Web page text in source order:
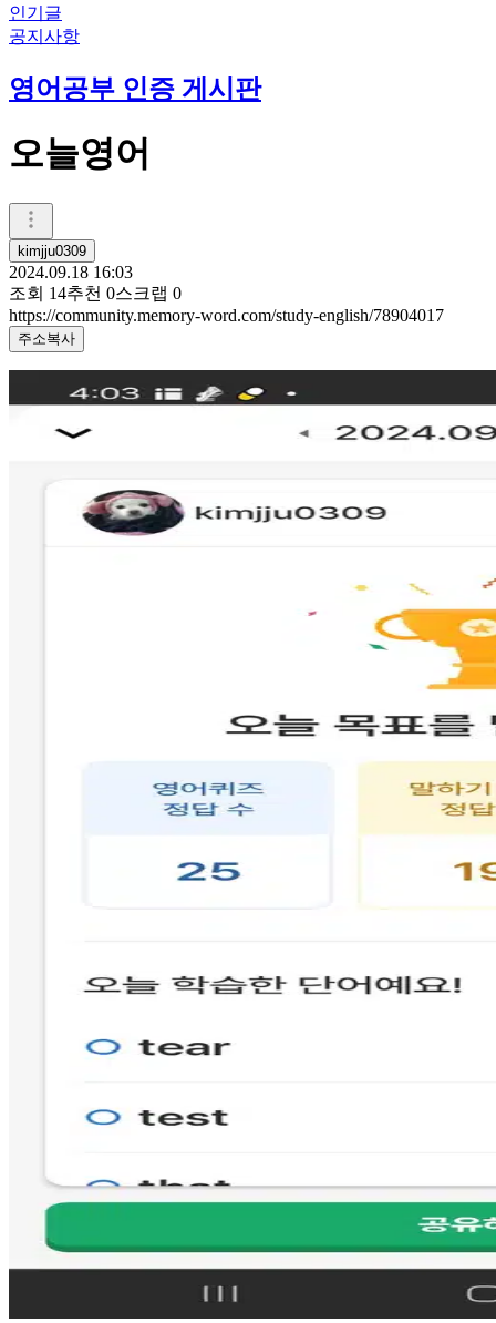
인기글
공지사항
영어공부 인증 게시판
오늘영어
kimjju0309
2024.09.18 16:03
조회 14추천 0스크랩 0
https://community.memory-word.com/study-english/78904017
주소복사